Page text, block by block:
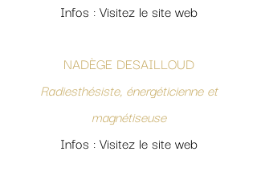
Infos : Visitez le site web
NADÈGE DESAILLOUD
Radiesthésiste, énergéticienne et
magnétiseuse
Infos : Visitez le site web